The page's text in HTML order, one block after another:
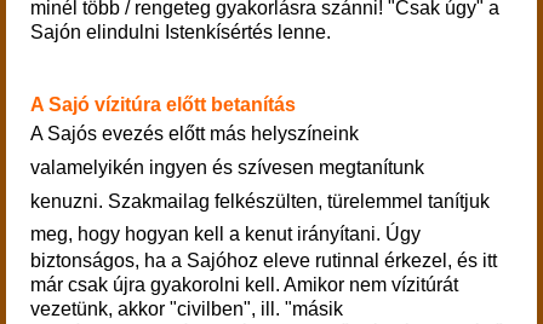
minél több / rengeteg gyakorlásra szánni! "Csak úgy" a
Sajón elindulni Istenkísértés lenne.
A Sajó vízitúra előtt betanítás
A Sajós evezés előtt más helyszíneink
valamelyikén ingyen és szívesen megtanítunk
kenuzni. Szakmailag felkészülten, türelemmel tanítjuk
meg, hogy hogyan kell a kenut irányítani. Úgy
biztonságos, ha a Sajóhoz eleve rutinnal érkezel, és itt
már csak újra gyakorolni kell. Amikor nem vízitúrát
vezetünk, akkor "civilben", ill. "másik